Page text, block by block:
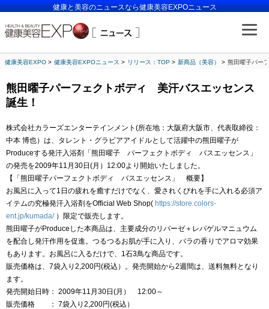
健康と美容のニュースなら健康美容EXPOニュース
健康美容EXPO 健康美容EXPOニュース リリース：TOP 新商品（美容） 熊田曜子パー
熊田曜子パーフェクトボディ 美汗バスエッセンス
誕生！
株式会社カラーズエンターテインメント(所在地：大阪府大阪市、代表取締役：
中本 博也）は、タレント・グラビアアイドルとして活躍中の熊田曜子が
Produceする発汗入浴剤「熊田曜子 パーフェクトボディ バスエッセンス」
の発売を2009年11月30日(月）12:00より開始いたしました。
【「熊田曜子パーフェクトボディ バスエッセンス」 概要】
お風呂に入って1日の疲れを癒すだけでなく、愛されくびれを手に入れる必須ア
イテムの究極発汗入浴剤をOfficial Web Shop( https://store.colors-
ent.jp/kumada/）限定で販売します。
熊田曜子がProduceした本商品は、主要成分のリパーゼ＋レパゲルマニュウム
を配合し発汗作用を促進。つるつるお肌が手に入り、バラの香りでアロマ効果
もあります。お風呂に入るだけで、1石3鳥な商品です。
販売価格は、7袋入り2,200円(税込）。発売開始から2週間は、送料無料となり
ます。
発売開始日時： 2009年11月30日(月） 12:00～
販売価格 ： 7袋入り2,200円(税込）